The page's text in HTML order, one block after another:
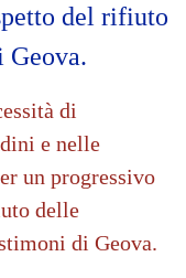
del rifiuto
Geova.
di
e nelle
un progressivo
delle
di Geova.